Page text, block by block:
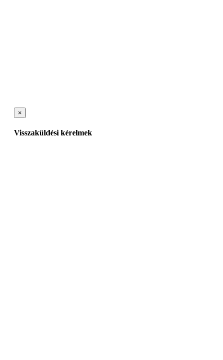
×
Visszaküldési kérelmek